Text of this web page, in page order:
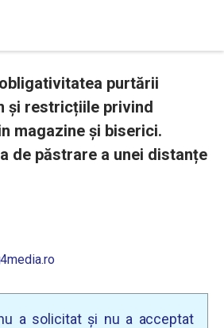
purtării
și restricțiile privind
magazine și biserici.
de păstrare a unei distanțe
a solicitat și nu a acceptat